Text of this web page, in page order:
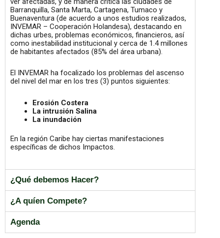
Barranquilla, Santa Marta, Cartagena, Tumaco y
Buenaventura (de acuerdo a unos estudios realizados,
INVEMAR – Cooperación Holandesa), destacando en
dichas urbes, problemas económicos, financieros, así
como inestabilidad institucional y cerca de 1.4 millones
de habitantes afectados (85% del área urbana).
El INVEMAR ha focalizado los problemas del ascenso
del nivel del mar en los tres (3) puntos siguientes:
Erosión Costera
La intrusión Salina
La inundación
En la región Caribe hay ciertas manifestaciones
específicas de dichos Impactos.
¿Qué debemos Hacer?
¿A quíen Compete?
Agenda